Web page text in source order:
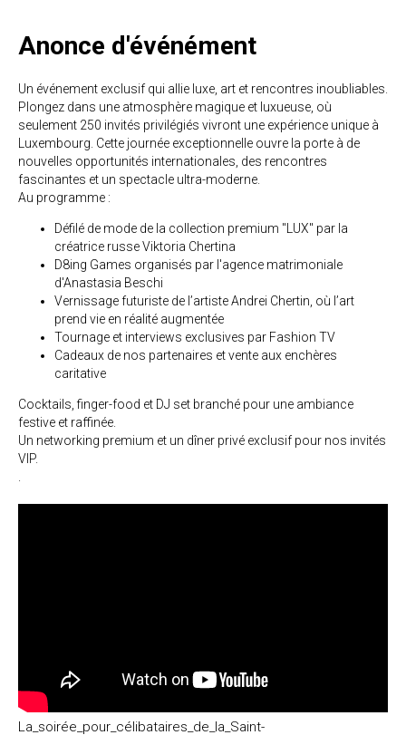
Anonce d'événément
Un événement exclusif qui allie luxe, art et rencontres inoubliables.
Plongez dans une atmosphère magique et luxueuse, où
seulement 250 invités privilégiés vivront une expérience unique à
Luxembourg. Cette journée exceptionnelle ouvre la porte à de
nouvelles opportunités internationales, des rencontres
fascinantes et un spectacle ultra-moderne.
Au programme :
Défilé de mode de la collection premium "LUX" par la
créatrice russe Viktoria Chertina
D8ing Games organisés par l'agence matrimoniale
d'Anastasia Beschi
Vernissage futuriste de l’artiste Andrei Chertin, où l’art
prend vie en réalité augmentée
Tournage et interviews exclusives par Fashion TV
Cadeaux de nos partenaires et vente aux enchères
caritative
Cocktails, finger-food et DJ set branché pour une ambiance
festive et raffinée.
Un networking premium et un dîner privé exclusif pour nos invités
VIP.
La_soirée_pour_célibataires_de_la_Saint-